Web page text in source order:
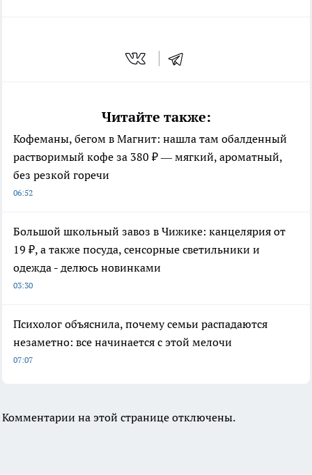
Читайте также:
Кофеманы, бегом в Магнит: нашла там обалденный
растворимый кофе за 380 ₽ — мягкий, ароматный,
без резкой горечи
06:52
Большой школьный завоз в Чижике: канцелярия от
19 ₽, а также посуда, сенсорные светильники и
одежда - делюсь новинками
03:30
Психолог объяснила, почему семьи распадаются
незаметно: все начинается с этой мелочи
07:07
Комментарии на этой странице отключены.